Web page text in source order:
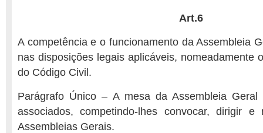
Art.6
A competência e o funcionamento da Assembleia
nas disposições legais aplicáveis, nomeadamente
do Código Civil.
Parágrafo Único – A mesa da Assembleia
associados, competindo-lhes convocar, dirigir
Assembleias Gerais.